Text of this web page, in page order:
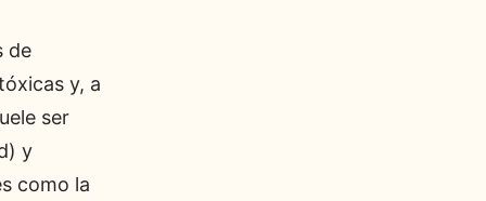
de
y, a
ser
y
como la